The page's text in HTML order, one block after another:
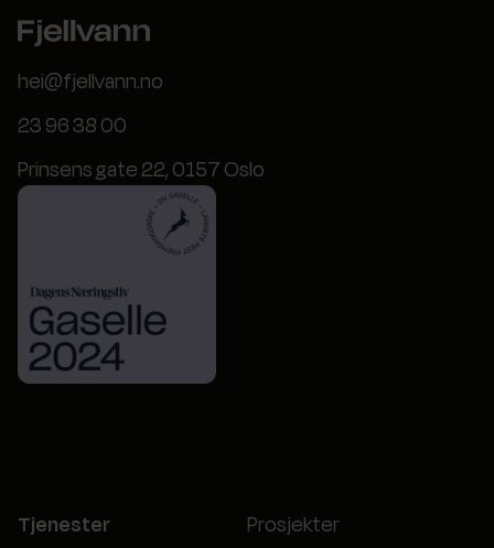
hei@fjellvann.no
23 96 38 00
Prinsens gate 22, 0157 Oslo
Tjenester
Prosjekter